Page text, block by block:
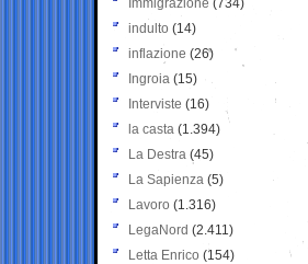
Immigrazione (734)
indulto (14)
inflazione (26)
Ingroia (15)
Interviste (16)
la casta (1.394)
La Destra (45)
La Sapienza (5)
Lavoro (1.316)
LegaNord (2.411)
Letta Enrico (154)